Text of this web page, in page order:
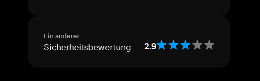
Ein anderer
Sicherheitsbewertung 2.9